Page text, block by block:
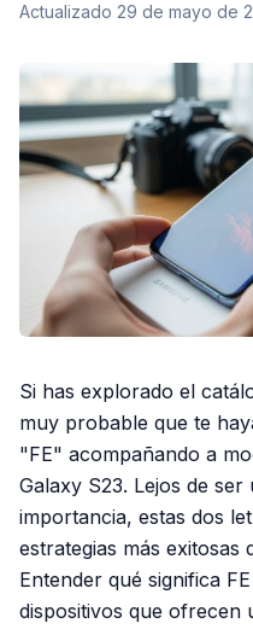
Actualizado 29 de mayo de
Si has explorado el
muy probable que te
"FE" acompañando a
Galaxy S23. Lejos de
importancia, estas dos
estrategias más exitosas
Entender qué significa
dispositivos que ofrecen